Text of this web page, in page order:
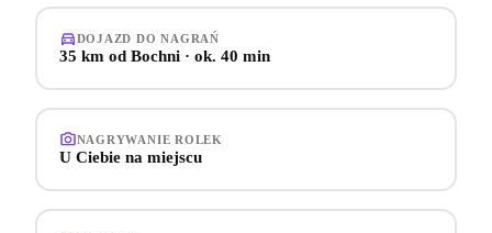
DOJAZD DO NAGRAŃ
35 km od Bochni · ok. 40 min
NAGRYWANIE ROLEK
U Ciebie na miejscu